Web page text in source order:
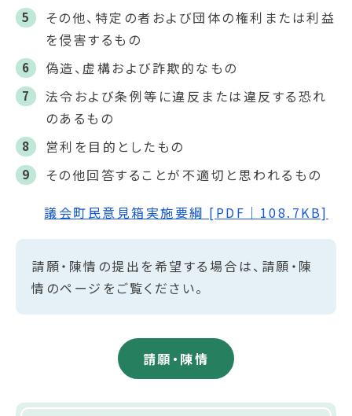
その他、特定の者および団体の権利または利益
を侵害するもの
偽造、虚構および詐欺的なもの
法令および条例等に違反または違反する恐れ
のあるもの
営利を目的としたもの
その他回答することが不適切と思われるもの
議会町民意見箱実施要綱 [PDF｜108.7KB]
請願・陳情の提出を希望する場合は、請願・陳
情のページをご覧ください。
請願・陳情